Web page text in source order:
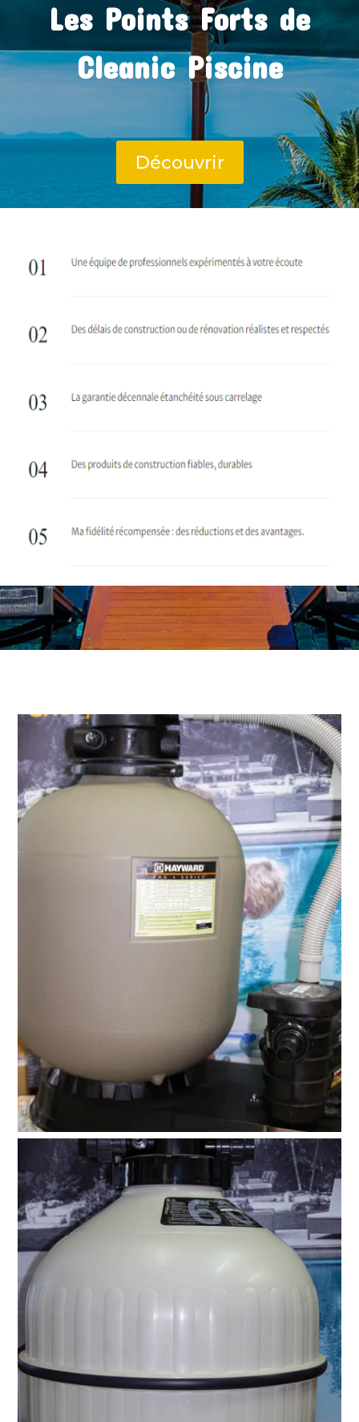
Les Points Forts de
Cleanic Piscine
Découvrir